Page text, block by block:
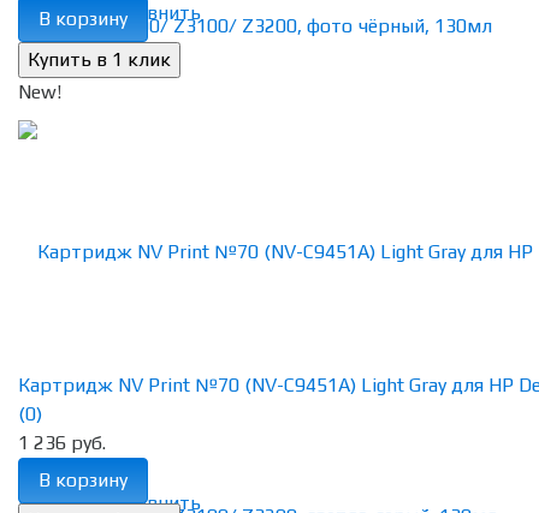
избранное сравнить
В корзину
New!
избранное сравнить
Картридж NV Print №70 (NV-C9451A) Light Gray для HP
(0)
1 236 руб.
В корзину